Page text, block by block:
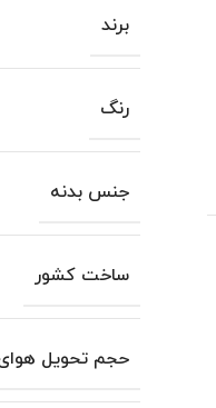
برند
رنگ
جنس بدنه
ساخت کشور
حجم تحویل